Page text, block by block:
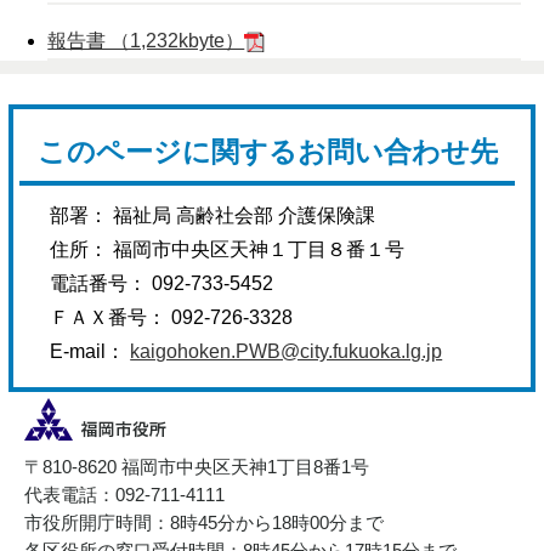
報告書 （1,232kbyte）
このページに関するお問い合わせ先
部署： 福祉局 高齢社会部 介護保険課
住所： 福岡市中央区天神１丁目８番１号
電話番号： 092-733-5452
ＦＡＸ番号： 092-726-3328
E-mail：
kaigohoken.PWB@city.fukuoka.lg.jp
〒810-8620 福岡市中央区天神1丁目8番1号
代表電話：092-711-4111
市役所開庁時間：8時45分から18時00分まで